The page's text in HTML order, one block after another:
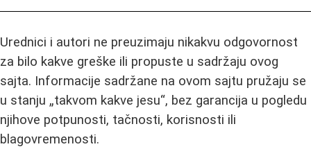
Urednici i autori ne preuzimaju nikakvu odgovornost
za bilo kakve greške ili propuste u sadržaju ovog
sajta. Informacije sadržane na ovom sajtu pružaju se
u stanju „takvom kakve jesu“, bez garancija u pogledu
njihove potpunosti, tačnosti, korisnosti ili
blagovremenosti.